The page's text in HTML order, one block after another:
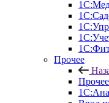
Прочее
Прочее